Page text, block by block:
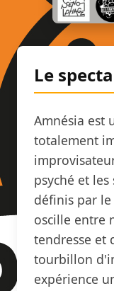
Le
Amnésia est
totalement
psyché et
définis par
oscille entre
tendresse et
tourbillon
expérience